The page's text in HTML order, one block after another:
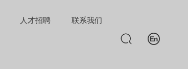
人才招聘 联系我们